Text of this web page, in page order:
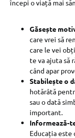
începi o viață mai
Găsește
care vrei să
care le vei
te va ajuta să
când apar
Stabilește o
hotărâtă
sau o dată
important.
Informează-
Educația este